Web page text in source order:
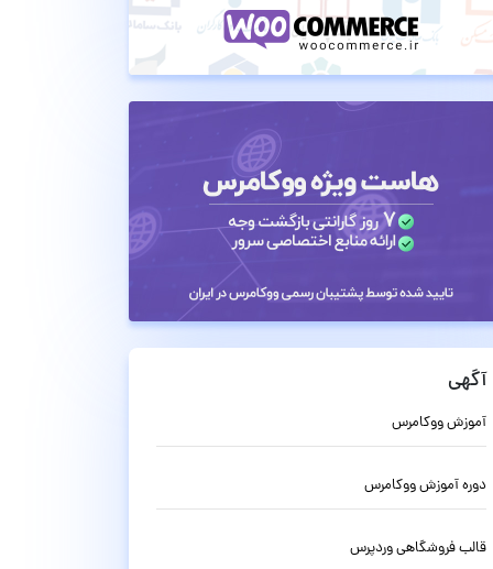
آگهی
آموزش ووکامرس
دوره آموزش ووکامرس
قالب فروشگاهی وردپرس